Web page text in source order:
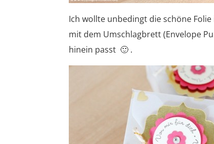
Ich wollte unbedingt die schöne
mit dem Umschlagbrett (Envelope
hinein passt 🙂 .